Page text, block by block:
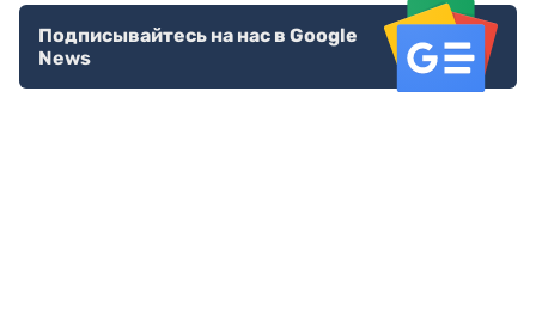
Подписывайтесь на нас в Google
News